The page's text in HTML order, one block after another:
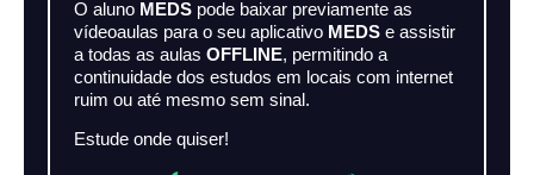
O aluno MEDS pode baixar previamente as
vídeoaulas para o seu aplicativo MEDS e assistir
a todas as aulas OFFLINE, permitindo a
continuidade dos estudos em locais com internet
ruim ou até mesmo sem sinal.
Estude onde quiser!